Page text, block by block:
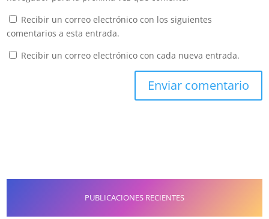
Recibir un correo electrónico con los siguientes
comentarios a esta entrada.
Recibir un correo electrónico con cada nueva entrada.
PUBLICACIONES RECIENTES